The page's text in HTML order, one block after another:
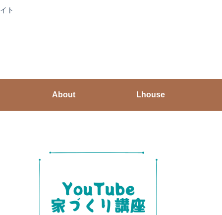
ト
About Lhouse